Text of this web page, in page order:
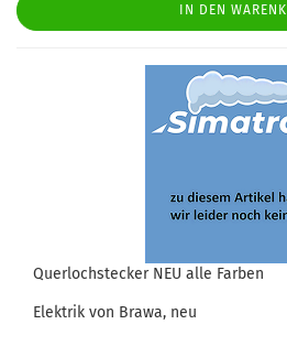
IN DEN
Querlochstecker NEU alle Farben
Elektrik von Brawa, neu